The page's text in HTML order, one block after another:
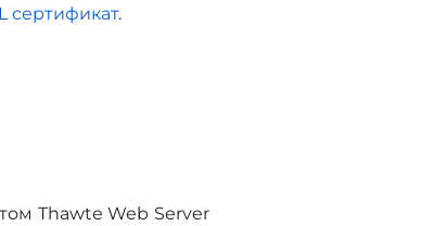
сертификат.
Thawte Web Server